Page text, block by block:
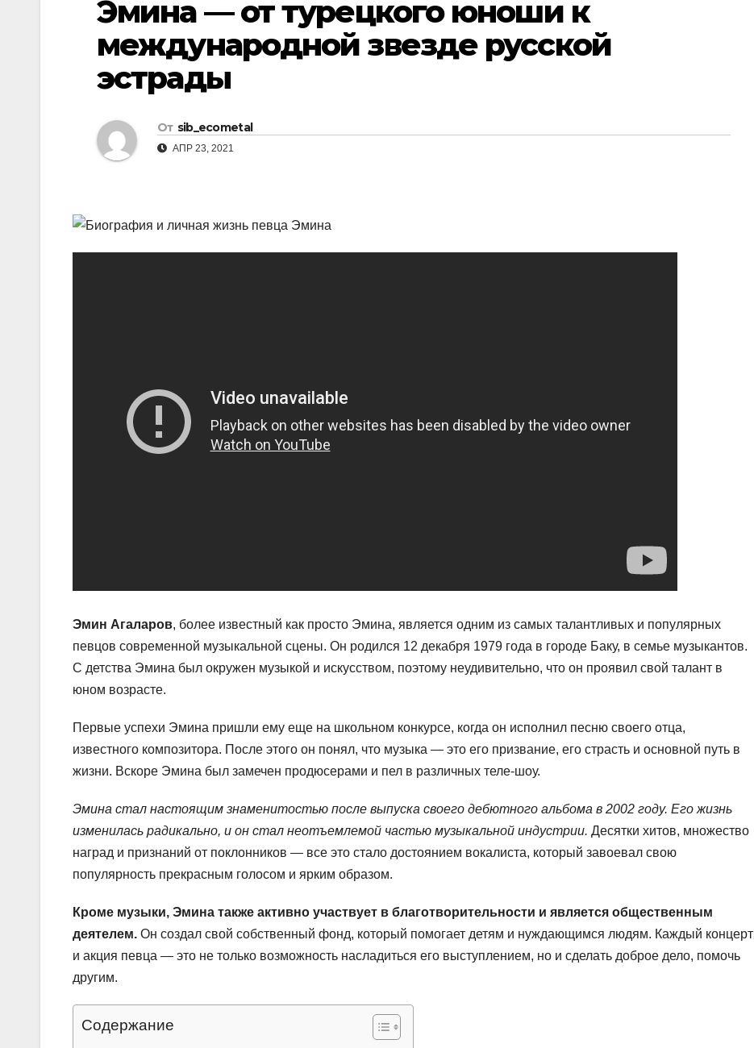
Эмина — от турецкого юноши к
международной звезде русской
эстрады
От sib_ecometal
АПР 23, 2021
Эмин Агаларов, более известный как просто Эмина, является одним из самых талантливых и популярных
певцов современной музыкальной сцены. Он родился 12 декабря 1979 года в городе Баку, в семье музыкантов.
С детства Эмина был окружен музыкой и искусством, поэтому неудивительно, что он проявил свой талант в
юном возрасте.
Первые успехи Эмина пришли ему еще на школьном конкурсе, когда он исполнил песню своего отца,
известного композитора. После этого он понял, что музыка — это его призвание, его страсть и основной путь в
жизни. Вскоре Эмина был замечен продюсерами и пел в различных теле-шоу.
Эмина стал настоящим знаменитостью после выпуска своего дебютного альбома в 2002 году. Его жизнь
изменилась радикально, и он стал неотъемлемой частью музыкальной индустрии. Десятки хитов, множество
наград и признаний от поклонников — все это стало достоянием вокалиста, который завоевал свою
популярность прекрасным голосом и ярким образом.
Кроме музыки, Эмина также активно участвует в благотворительности и является общественным
деятелем. Он создал свой собственный фонд, который помогает детям и нуждающимся людям. Каждый концерт
и акция певца — это не только возможность насладиться его выступлением, но и сделать доброе дело, помочь
другим.
Содержание